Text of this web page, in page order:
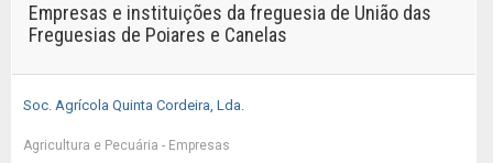
Empresas e instituições da freguesia de União das
Freguesias de Poiares e Canelas
Soc. Agrícola Quinta Cordeira, Lda.
Agricultura e Pecuária - Empresas